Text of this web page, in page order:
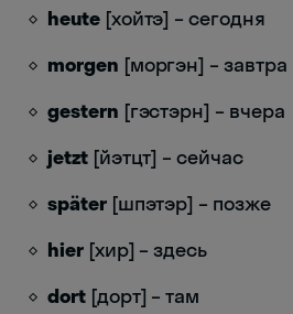
heute[хойтэ] – сегодня
morgen [моргэн] – завтра
gestern [гэстэрн] – вчера
jetzt[йэтцт] – сейчас
später[шпэтэр] – позже
hier[хир] – здесь
dort[дорт] – там